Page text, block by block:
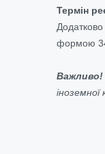
Термін
формою
Важливо!
іноземної